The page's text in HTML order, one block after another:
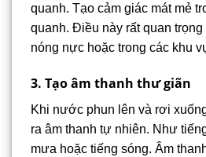
quanh. Tạo cảm giác mát mẻ
quanh. Điều này rất quan
nóng nực hoặc trong các khu
3. Tạo âm thanh thư giãn
Khi nước phun lên và rơi
ra âm thanh tự nhiên. Như
mưa hoặc tiếng sóng. Âm